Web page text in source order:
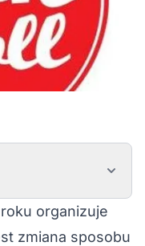
organizuje
zmiana sposobu